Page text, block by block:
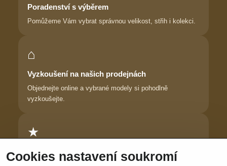
Poradenství s výběrem
Pomůžeme Vám vybrat správnou velikost, střih i kolekci.
⌂
Vyzkoušení na našich prodejnách
Objednejte online a vybrané modely si pohodlně
vyzkoušejte.
★
Důvěra zákaznic
Cookies nastavení soukromí